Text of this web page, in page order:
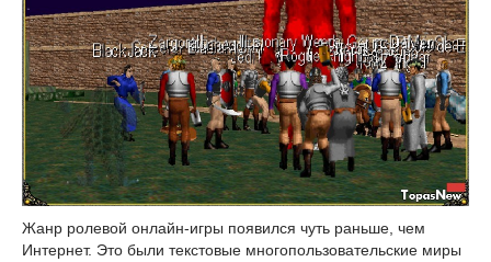
Жанр ролевой онлайн-игры появился чуть раньше, чем
Интернет. Это были текстовые многопользовательские миры